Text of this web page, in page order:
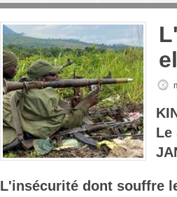
ACCUEIL
Le
L'insécurité dont souffre